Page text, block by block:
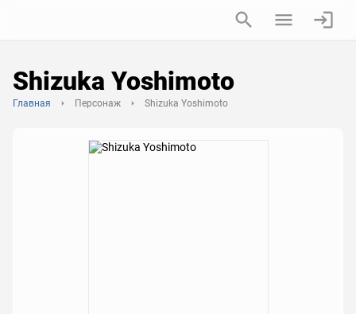
Shizuka Yoshimoto
Главная Персонаж Shizuka Yoshimoto